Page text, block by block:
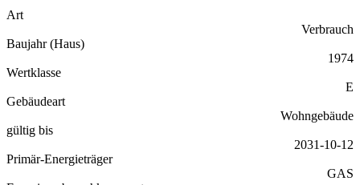
Art
Verbrauch
Baujahr (Haus)
1974
Wertklasse
E
Gebäudeart
Wohngebäude
gültig bis
2031-10-12
Primär-Energieträger
GAS